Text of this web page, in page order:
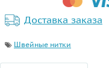
Доставка заказа
Швейные нитки